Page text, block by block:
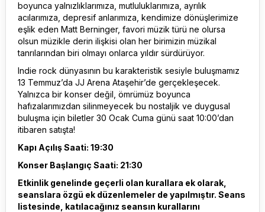
boyunca yalnızlıklarımıza, mutluluklarımıza, ayrılık
acılarımıza, depresif anlarımıza, kendimize dönüşlerimize
eşlik eden Matt Berninger, favori müzik türü ne olursa
olsun müzikle derin ilişkisi olan her birimizin müzikal
tanrılarından biri olmayı onlarca yıldır sürdürüyor.
Indie rock dünyasının bu karakteristik sesiyle buluşmamız
13 Temmuz’da JJ Arena Ataşehir’de gerçekleşecek.
Yalnızca bir konser değil, ömrümüz boyunca
hafızalarımızdan silinmeyecek bu nostaljik ve duygusal
buluşma için biletler 30 Ocak Cuma günü saat 10:00’dan
itibaren satışta!
Kapı Açılış Saati: 19:30
Konser Başlangıç Saati: 21:30
Etkinlik genelinde geçerli olan kurallara ek olarak,
seanslara özgü ek düzenlemeler de yapılmıştır. Seans
listesinde, katılacağınız seansın kurallarını